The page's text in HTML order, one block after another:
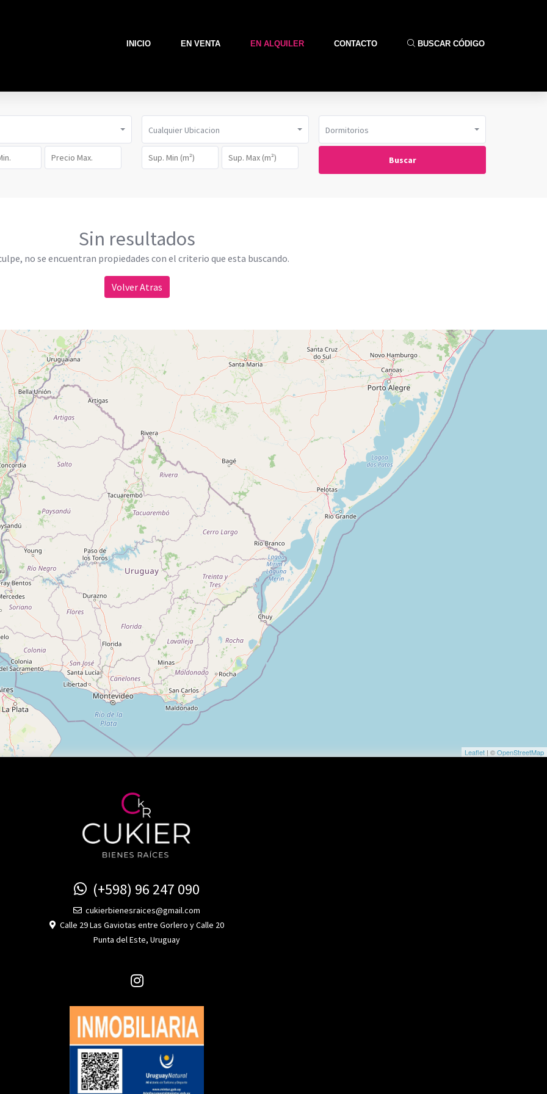
INICIO EN VENTA EN ALQUILER CONTACTO BUSCAR CÓDIGO
Cualquier Ubicacion Dormitorios
Buscar
Sin resultados
no se encuentran propiedades con el criterio que esta buscando.
Volver Atras
Leaflet | ©OpenStreetMap
(+598) 96 247 090
cukierbienesraices@gmail.com
Calle 29 Las Gaviotas entre Gorlero y Calle 20
Punta del Este, Uruguay